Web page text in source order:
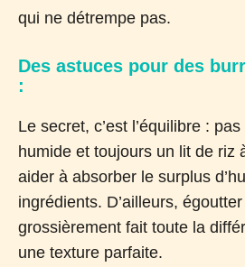
qui ne détrempe pas.
Des astuces pour des
:
Le secret, c’est l’équilibre :
humide et toujours un lit de riz
aider à absorber le surplus
ingrédients. D’ailleurs,
grossièrement fait toute la
une texture parfaite.